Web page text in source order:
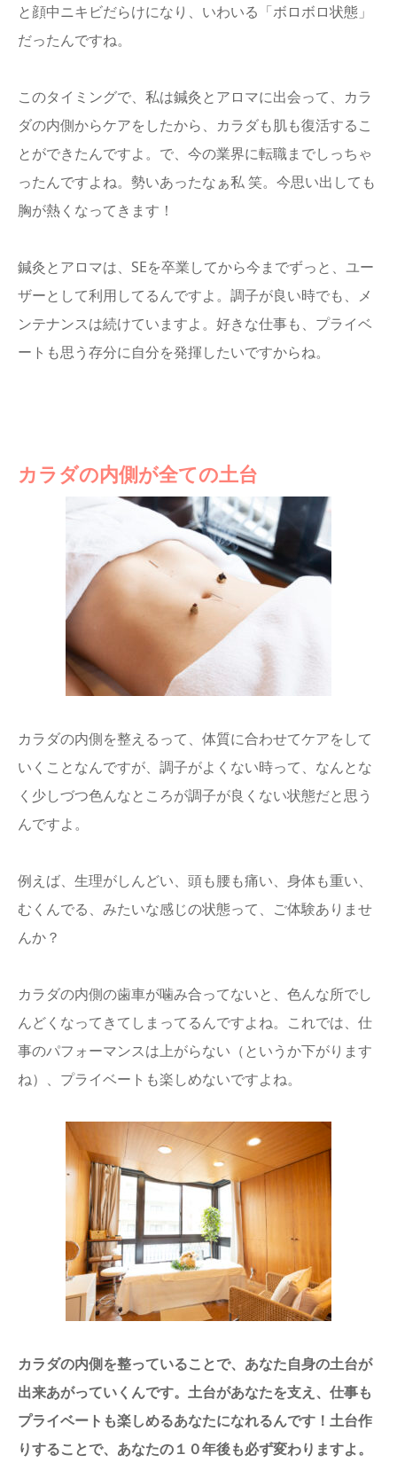
と顔中ニキビだらけになり、いわいる「ボロボロ状態」
だったんですね。
このタイミングで、私は鍼灸とアロマに出会って、カラ
ダの内側からケアをしたから、カラダも肌も復活するこ
とができたんですよ。で、今の業界に転職までしっちゃ
ったんですよね。勢いあったなぁ私 笑。今思い出しても
胸が熱くなってきます！
鍼灸とアロマは、SEを卒業してから今までずっと、ユー
ザーとして利用してるんですよ。調子が良い時でも、メ
ンテナンスは続けていますよ。好きな仕事も、プライベ
ートも思う存分に自分を発揮したいですからね。
カラダの内側が全ての土台
カラダの内側を整えるって、体質に合わせてケアをして
いくことなんですが、調子がよくない時って、なんとな
く少しづつ色んなところが調子が良くない状態だと思う
んですよ。
例えば、生理がしんどい、頭も腰も痛い、身体も重い、
むくんでる、みたいな感じの状態って、ご体験ありませ
んか？
カラダの内側の歯車が噛み合ってないと、色んな所でし
んどくなってきてしまってるんですよね。これでは、仕
事のパフォーマンスは上がらない（というか下がります
ね）、プライベートも楽しめないですよね。
カラダの内側を整っていることで、あなた自身の土台が
出来あがっていくんです。土台があなたを支え、仕事も
プライベートも楽しめるあなたになれるんです！土台作
りすることで、あなたの１０年後も必ず変わりますよ。